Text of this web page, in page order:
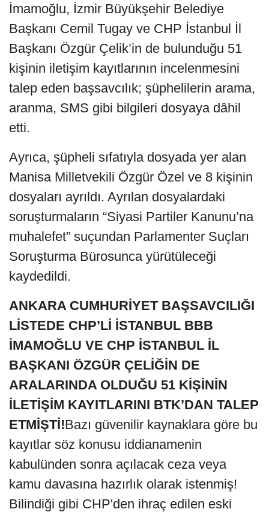
İmamoğlu, İzmir Büyükşehir Belediye
Başkanı Cemil Tugay ve CHP İstanbul İl
Başkanı Özgür Çelik’in de bulunduğu 51
kişinin iletişim kayıtlarının incelenmesini
talep eden başsavcılık; şüphelilerin arama,
aranma, SMS gibi bilgileri dosyaya dâhil
etti.
Ayrıca, şüpheli sıfatıyla dosyada yer alan
Manisa Milletvekili Özgür Özel ve 8 kişinin
dosyaları ayrıldı. Ayrılan dosyalardaki
soruşturmaların “Siyasi Partiler Kanunu’na
muhalefet” suçundan Parlamenter Suçları
Soruşturma Bürosunca yürütüleceği
kaydedildi.
ANKARA CUMHURİYET BAŞSAVCILIĞI
LİSTEDE CHP’Lİ İSTANBUL BBB
İMAMOĞLU VE CHP İSTANBUL İL
BAŞKANI ÖZGÜR ÇELİĞİN DE
ARALARINDA OLDUĞU 51 KİŞİNİN
İLETİŞİM KAYITLARINI BTK’DAN TALEP
ETMİŞTİ!Bazı güvenilir kaynaklara göre bu
kayıtlar söz konusu iddianamenin
kabulünden sonra açılacak ceza veya
kamu davasına hazırlık olarak istenmiş!
Bilindiği gibi CHP'den ihraç edilen eski